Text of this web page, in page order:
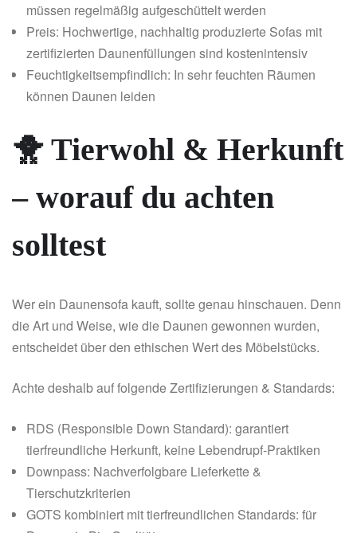
müssen regelmäßig aufgeschüttelt werden
Preis: Hochwertige, nachhaltig produzierte Sofas mit
zertifizierten Daunenfüllungen sind kostenintensiv
Feuchtigkeitsempfindlich: In sehr feuchten Räumen
können Daunen leiden
🐥 Tierwohl & Herkunft
– worauf du achten
solltest
Wer ein Daunensofa kauft, sollte genau hinschauen. Denn
die Art und Weise, wie die Daunen gewonnen wurden,
entscheidet über den ethischen Wert des Möbelstücks.
Achte deshalb auf folgende Zertifizierungen & Standards:
RDS (Responsible Down Standard): garantiert
tierfreundliche Herkunft, keine Lebendrupf-Praktiken
Downpass: Nachverfolgbare Lieferkette &
Tierschutzkriterien
GOTS kombiniert mit tierfreundlichen Standards: für